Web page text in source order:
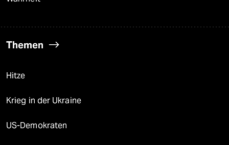
Themen
Hitze
Krieg in der Ukraine
US-Demokraten